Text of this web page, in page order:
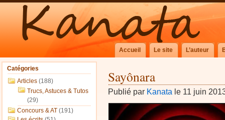
Accueil Le site L’auteur
Catégories
Articles (188)
Trucs, Astuces & Tutos
(29)
Concours & AT (191)
Sayônara
Publié par Kanata le 11 juin